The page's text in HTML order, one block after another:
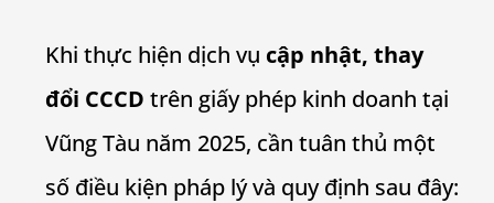
Khi thực hiện dịch vụ cập nhật, thay
đổi CCCD trên giấy phép kinh doanh tại
Vũng Tàu năm 2025, cần tuân thủ một
số điều kiện pháp lý và quy định sau đây: